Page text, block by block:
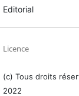
Editorial
Licence
(c) Tous droits
2022